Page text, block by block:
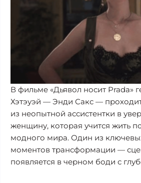
В фильме «Дьявол носит Prada»
Хэтэуэй — Энди Сакс —
из неопытной ассистентки в
женщину, которая учится жить
модного мира. Один из
моментов трансформации —
появляется в черном боди с